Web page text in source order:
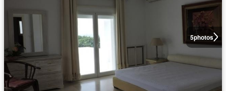
5photos